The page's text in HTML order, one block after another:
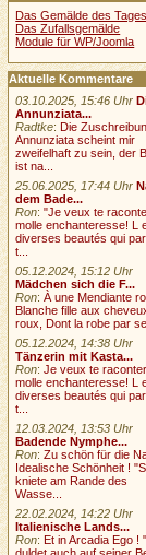
Das Gemälde des Tages
Das Zufallsgemälde
Module für WP/Joomla
Aktuelle Kommentare
03.10.2025, 15:46 Uhr
Annunziata...
Radtke: Die
Annunziata scheint mir
zweifelhaft zu sein, der
ist na...
25.06.2025, 17:44 Uhr
dem Bade...
Ron:"Je veux te
molle enchanteresse! L
diverses beautés qui
t...
05.12.2024, 15:12 Uhr
Mädchen sich die F...
Ron:À une Mendiante
Blanche fille aux
roux, Dont la robe par
05.12.2024, 14:38 Uhr
Tänzerin mit Kasta...
Ron:Je veux te
molle enchanteresse! L
diverses beautés qui
t...
12.03.2024, 13:53 Uhr
Badende Nymphe...
Ron:Zu schön für die
Idealische Schönheit !
kniete am Rande des
Wasse...
22.02.2024, 14:22 Uhr
Italienische Lands...
Ron:Et in Arcadia Ego !